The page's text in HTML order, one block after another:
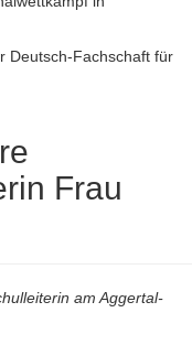
Deutsch-Fachschaft für
Frau
am Aggertal-